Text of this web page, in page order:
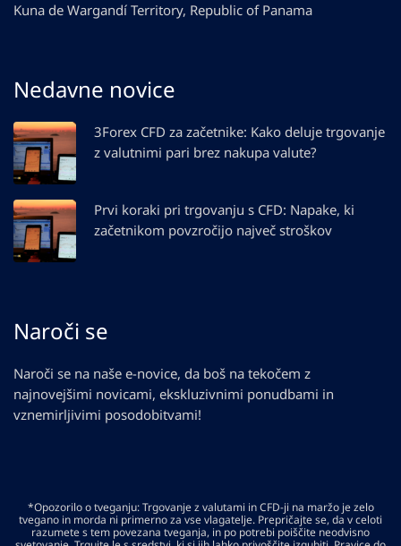
Kuna de Wargandí Territory, Republic of Panama
Nedavne novice
3Forex CFD za začetnike: Kako deluje trgovanje
z valutnimi pari brez nakupa valute?
Prvi koraki pri trgovanju s CFD: Napake, ki
začetnikom povzročijo največ stroškov
Naroči se
Naroči se na naše e-novice, da boš na tekočem z
najnovejšimi novicami, ekskluzivnimi ponudbami in
vznemirljivimi posodobitvami!
*Opozorilo o tveganju: Trgovanje z valutami in CFD-ji na maržo je zelo
tvegano in morda ni primerno za vse vlagatelje. Prepričajte se, da v celoti
razumete s tem povezana tveganja, in po potrebi poiščite neodvisno